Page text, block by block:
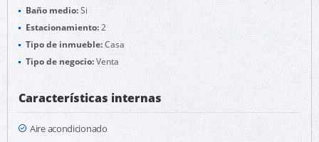
Baño medio:Si
Estacionamiento:2
Tipo de inmueble:Casa
Tipo de negocio:Venta
Características internas
Aire acondicionado